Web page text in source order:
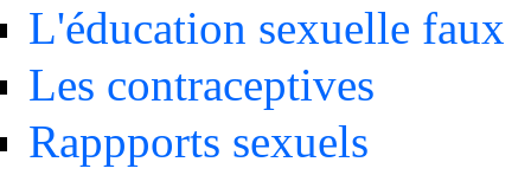
L'éducation sexuelle faux
Les contraceptives
Rappports sexuels